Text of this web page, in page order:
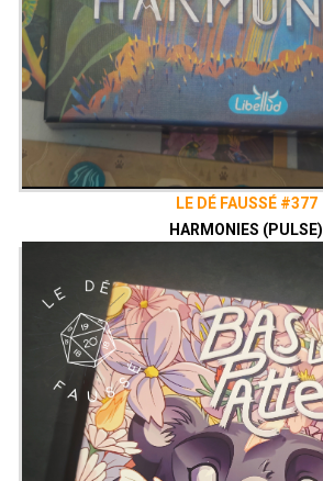
LE DÉ FAUSSÉ #377
HARMONIES (PULSE)